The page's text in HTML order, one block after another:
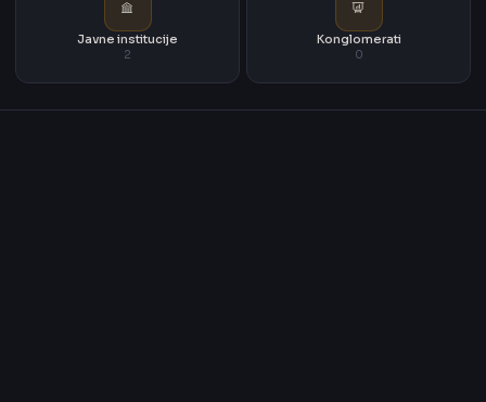
Javne institucije
2
Konglomerati
0